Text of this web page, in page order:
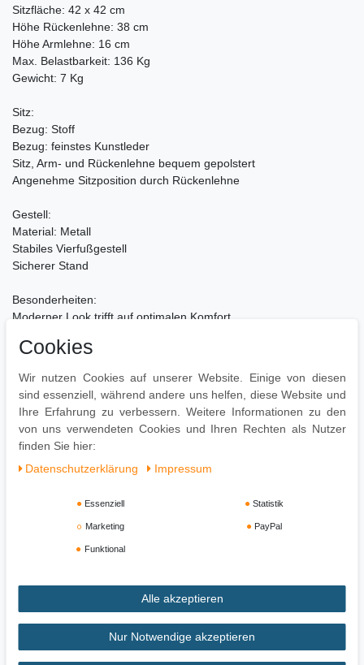
Sitzfläche: 42 x 42 cm
Höhe Rückenlehne: 38 cm
Höhe Armlehne: 16 cm
Max. Belastbarkeit: 136 Kg
Gewicht: 7 Kg
Sitz:
Bezug: Stoff
Bezug: feinstes Kunstleder
Sitz, Arm- und Rückenlehne bequem gepolstert
Angenehme Sitzposition durch Rückenlehne
Gestell:
Material: Metall
Stabiles Vierfußgestell
Sicherer Stand
Besonderheiten:
Moderner Look trifft auf optimalen Komfort
Strapazierfähiger & pflegeleichter Bezug
Pflegehinweise:
Leichte Verschmutzung mit feuchtem Baumwolltuch abwischen
Oberflächen nur mit geeignetem Aufsatz absaugen
Keine Haushaltsreiniger verwenden
Impressum Daten­schutz­erklärung AGB
Cookies
Wir nutzen Cookies auf unserer Website. Einige von diesen
sind essenziell, während andere uns helfen, diese Website und
Ihre Erfahrung zu verbessern. Weitere Informationen zu den
von uns verwendeten Cookies und Ihren Rechten als Nutzer
finden Sie hier:
Daten­schutz­erklärung
Impressum
Essenziell Statistik
Marketing PayPal
Funktional
Alle akzeptieren
Nur Notwendige akzeptieren